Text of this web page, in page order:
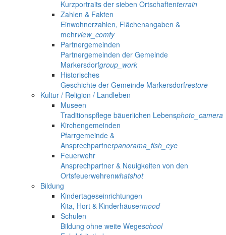
Kurzportraits der sieben Ortschaftenterrain
Zahlen & Fakten
Einwohnerzahlen, Flächenangaben &
mehrview_comfy
Partnergemeinden
Partnergemeinden der Gemeinde
Markersdorfgroup_work
Historisches
Geschichte der Gemeinde Markersdorfrestore
Kultur / Religion / Landleben
Museen
Traditionspflege bäuerlichen Lebensphoto_camera
Kirchengemeinden
Pfarrgemeinde &
Ansprechpartnerpanorama_fish_eye
Feuerwehr
Ansprechpartner & Neuigkeiten von den
Ortsfeuerwehrenwhatshot
Bildung
Kindertageseinrichtungen
Kita, Hort & Kinderhäusermood
Schulen
Bildung ohne weite Wegeschool